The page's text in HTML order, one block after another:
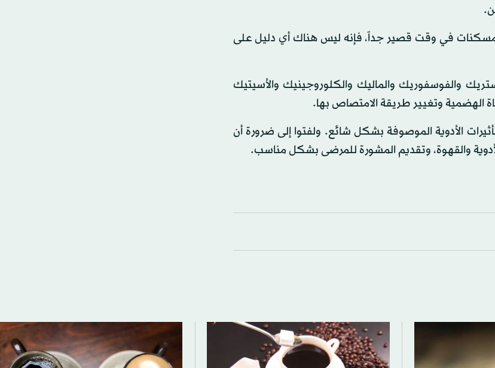
المسكنات في وقت قصير جداً، فإنه ليس هناك أي دليل على
والفوسفوريك والماليك والكلوروجينيك والأسيتيك
الهضمية وتغيير طريقة الامتصاص بها.
الأدوية الموصوفة بشكل شائع. ولفتوا إلى ضرورة أن
والقهوة، وتقديم المشورة للمرضى بشكل مناسب.